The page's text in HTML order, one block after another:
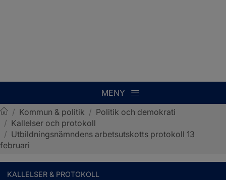
MENY
Sotenäs kommun
/ Kommun & politik / Politik och demokrati
/ Kallelser och protokoll
/ Utbildningsnämndens arbetsutskotts protokoll 13
februari
KALLELSER & PROTOKOLL